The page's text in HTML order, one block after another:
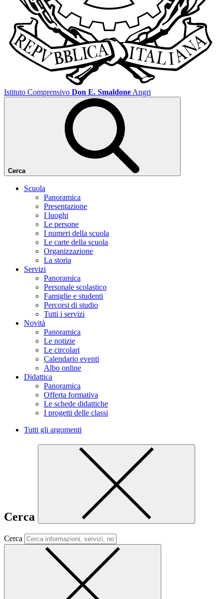
Istituto Comprensivo Don E. Smaldone Angri
Cerca
Scuola
Panoramica
Presentazione
I luoghi
Le persone
I numeri della scuola
Le carte della scuola
Organizzazione
La storia
Servizi
Panoramica
Personale scolastico
Famiglie e studenti
Percorsi di studio
Tutti i servizi
Novità
Panoramica
Le notizie
Le circolari
Calendario eventi
Albo online
Didattica
Panoramica
Offerta formativa
Le schede didattiche
I progetti delle classi
Tutti gli argomenti
Cerca
Cerca